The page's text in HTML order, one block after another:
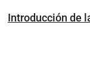
Introducción de